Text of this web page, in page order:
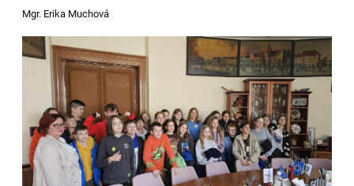
Mgr. Erika Muchová